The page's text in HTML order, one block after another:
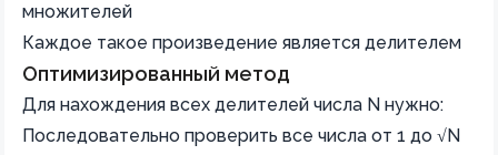
множителей
Каждое такое произведение является делителем
Оптимизированный метод
Для нахождения всех делителей числа N нужно:
Последовательно проверить все числа от 1 до √N